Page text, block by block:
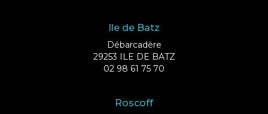
Ile de Batz
Débarcadère
29253 ILE DE BATZ
02 98 61 75 70
Roscoff